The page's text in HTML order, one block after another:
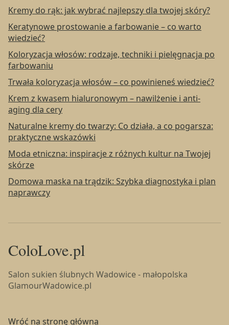
Kremy do rąk: jak wybrać najlepszy dla twojej skóry?
Keratynowe prostowanie a farbowanie – co warto
wiedzieć?
Koloryzacja włosów: rodzaje, techniki i pielęgnacja po
farbowaniu
Trwała koloryzacja włosów – co powinieneś wiedzieć?
Krem z kwasem hialuronowym – nawilżenie i anti-
aging dla cery
Naturalne kremy do twarzy: Co działa, a co pogarsza:
praktyczne wskazówki
Moda etniczna: inspiracje z różnych kultur na Twojej
skórze
Domowa maska na trądzik: Szybka diagnostyka i plan
naprawczy
ColoLove.pl
Salon sukien ślubnych Wadowice - małopolska
GlamourWadowice.pl
Wróć na stronę główną